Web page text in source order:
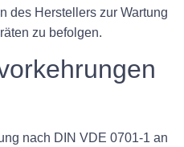
des Herstellers zur Wartung
zu befolgen.
nach DIN VDE 0701-1 an